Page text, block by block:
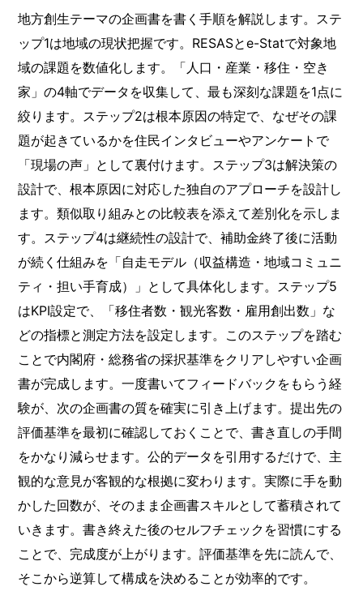
地方創生テーマの企画書を書く手順を解説します。ステ
ップ1は地域の現状把握です。RESASとe-Statで対象地
域の課題を数値化します。「人口・産業・移住・空き
家」の4軸でデータを収集して、最も深刻な課題を1点に
絞ります。ステップ2は根本原因の特定で、なぜその課
題が起きているかを住民インタビューやアンケートで
「現場の声」として裏付けます。ステップ3は解決策の
設計で、根本原因に対応した独自のアプローチを設計し
ます。類似取り組みとの比較表を添えて差別化を示しま
す。ステップ4は継続性の設計で、補助金終了後に活動
が続く仕組みを「自走モデル（収益構造・地域コミュニ
ティ・担い手育成）」として具体化します。ステップ5
はKPI設定で、「移住者数・観光客数・雇用創出数」な
どの指標と測定方法を設定します。このステップを踏む
ことで内閣府・総務省の採択基準をクリアしやすい企画
書が完成します。一度書いてフィードバックをもらう経
験が、次の企画書の質を確実に引き上げます。提出先の
評価基準を最初に確認しておくことで、書き直しの手間
をかなり減らせます。公的データを引用するだけで、主
観的な意見が客観的な根拠に変わります。実際に手を動
かした回数が、そのまま企画書スキルとして蓄積されて
いきます。書き終えた後のセルフチェックを習慣にする
ことで、完成度が上がります。評価基準を先に読んで、
そこから逆算して構成を決めることが効率的です。